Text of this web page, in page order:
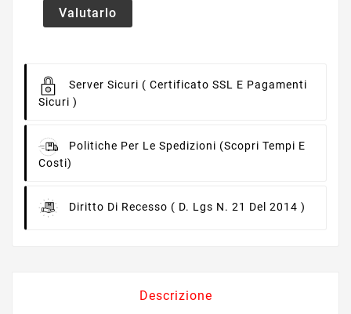
Valutarlo
Server Sicuri ( Certificato SSL E Pagamenti
Sicuri )
Politiche Per Le Spedizioni (scopri Tempi E
Costi)
Diritto Di Recesso ( D. Lgs N. 21 Del 2014 )
Descrizione